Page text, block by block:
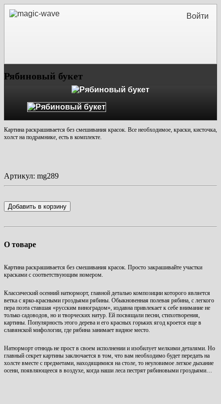
Войти
Рябиновый букет
Картина раскрашивается без смешивания красок. Все необходимое, краски, кисточка,
холст на подрамнике, есть в комплекте.
Артикул: mg289
Добавить в корзину
О товаре
Картина раскрашивается без смешивания красок. Просто закрашивайте участки
красками с соответствующим номером.
Классический осенний натюрморт, главной деталью композиции которого является
ветка с ярко-красными гроздьями рябины. Обыкновенная полевая рябина, с легкого
пера поэта ставшая «русским виноградом», издавна привлекает к себе внимание не
только садоводов, но и творческих натур. Ей посвящали песни, стихотворения,
картины. Популярность этого дерева и его красных горьких ягод кроется еще в
славянской мифологии, где рябина занимает видное место.
Натюрморт отнюдь не прост в своем исполнении и изобилует мелкими деталями. Но
главный секрет картины заключается в том, что вам необходимо будет передать на
холсте вместе с предметами, находящимися на столе, то неуловимое легкое дыхание
осени, появляющееся в воздухе, когда наши леса пестрят рябиновыми гроздьями…